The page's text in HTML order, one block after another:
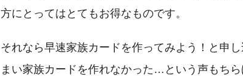
方にとってはとてもお得なものです。
それなら早速家族カードを作ってみよう！と申
まい家族カードを作れなかった…という声もちら